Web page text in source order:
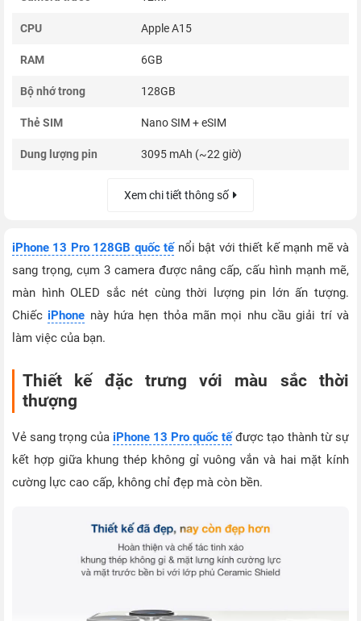
iPhone 13 Pro 128GB quốc tếnổi bật với thiết kế mạnh mẽ và
sang trọng, cụm 3 camera được nâng cấp, cấu hình mạnh mẽ,
màn hình OLED sắc nét cùng thời lượng pin lớn ấn tượng.
Chiếc iPhone này hứa hẹn thỏa mãn mọi nhu cầu giải trí và
làm việc của bạn.
Thiết kế đặc trưng với màu sắc thời
thượng
Vẻ sang trọng của iPhone 13 Pro quốc tếđược tạo thành từ sự
kết hợp giữa khung thép không gỉ vuông vắn và hai mặt kính
cường lực cao cấp, không chỉ đẹp mà còn bền.
CPU Apple A15
RAM 6GB
Bộ nhớ trong 128GB
Thẻ SIM Nano SIM + eSIM
Dung lượng pin 3095 mAh (~22 giờ)
Xem chi tiết thông số